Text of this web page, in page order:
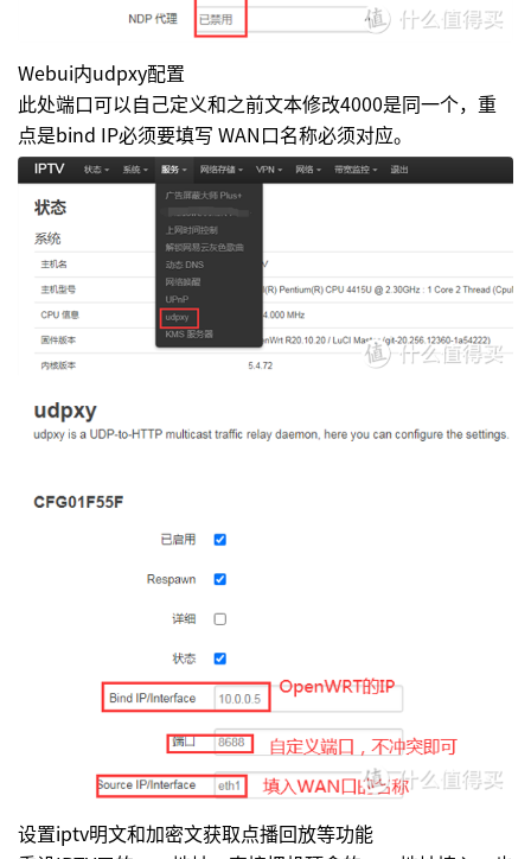
Webui内udpxy配置
此处端口可以自己定义和之前文本修改4000是同一个，重
点是bind IP必须要填写 WAN口名称必须对应。
设置iptv明文和加密文获取点播回放等功能